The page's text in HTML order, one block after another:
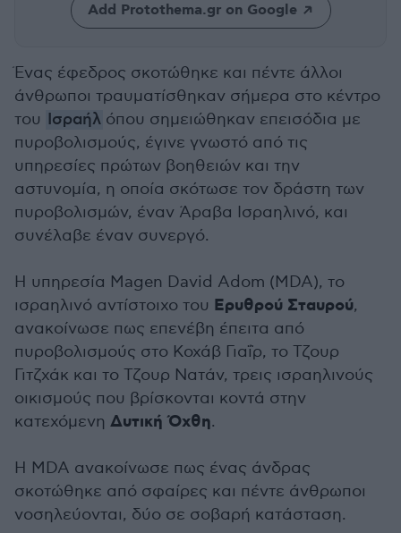
Add Protothema.gr on Google
Ένας έφεδρος σκοτώθηκε και πέντε άλλοι
άνθρωποι τραυματίσθηκαν σήμερα στο κέντρο
του Ισραήλ όπου σημειώθηκαν επεισόδια με
πυροβολισμούς, έγινε γνωστό από τις
υπηρεσίες πρώτων βοηθειών και την
αστυνομία, η οποία σκότωσε τον δράστη των
πυροβολισμών, έναν Άραβα Ισραηλινό, και
συνέλαβε έναν συνεργό.
Η υπηρεσία Magen David Adom (MDA), το
ισραηλινό αντίστοιχο του Ερυθρού Σταυρού,
ανακοίνωσε πως επενέβη έπειτα από
πυροβολισμούς στο Κοχάβ Γιαΐρ, το Τζουρ
Γιτζχάκ και το Τζουρ Νατάν, τρεις ισραηλινούς
οικισμούς που βρίσκονται κοντά στην
κατεχόμενη Δυτική Όχθη.
Η MDA ανακοίνωσε πως ένας άνδρας
σκοτώθηκε από σφαίρες και πέντε άνθρωποι
νοσηλεύονται, δύο σε σοβαρή κατάσταση.